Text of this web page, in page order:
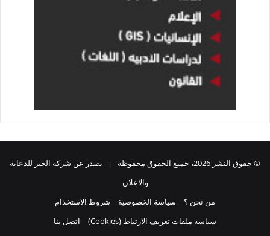
© حقوق النشر 2026، جميع الحقوق محفوظة | يصدر عن شركة الخبر للدعاية
والاعلان
من نحن ؟
سياسة الخصوصية
شروط الاستخدام
سياسة ملفات تعريف الارتباط (Cookies)
اتصل بنا